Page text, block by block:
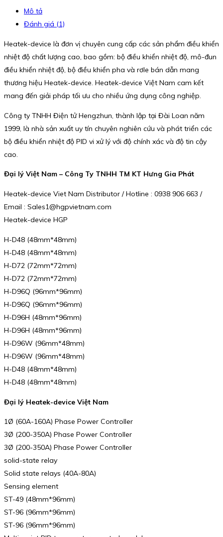
Mô tả
Đánh giá (1)
Heatek-device là đơn vị chuyên cung cấp các sản phẩm điều khiển
nhiệt độ chất lượng cao, bao gồm: bộ điều khiển nhiệt độ, mô-đun
điều khiển nhiệt độ, bộ điều khiển pha và rơle bán dẫn mang
thương hiệu Heatek-device. Heatek-device Việt Nam cam kết
mang đến giải pháp tối ưu cho nhiều ứng dụng công nghiệp.
Công ty TNHH Điện tử Hengzhun, thành lập tại Đài Loan năm
1999, là nhà sản xuất uy tín chuyên nghiên cứu và phát triển các
bộ điều khiển nhiệt độ PID vi xử lý với độ chính xác và độ tin cậy
cao.
Đại lý Việt Nam – Công Ty TNHH TM KT Hưng Gia Phát
Heatek-device Viet Nam Distributor / Hotline : 0938 906 663 /
Email : Sales1@hgpvietnam.com
Heatek-device HGP
H-D48 (48mm*48mm)
H-D48 (48mm*48mm)
H-D72 (72mm*72mm)
H-D72 (72mm*72mm)
H-D96Q (96mm*96mm)
H-D96Q (96mm*96mm)
H-D96H (48mm*96mm)
H-D96H (48mm*96mm)
H-D96W (96mm*48mm)
H-D96W (96mm*48mm)
H-D48 (48mm*48mm)
H-D48 (48mm*48mm)
Đại lý Heatek-device Việt Nam
1Ø (60A-160A) Phase Power Controller
3Ø (200-350A) Phase Power Controller
3Ø (200-350A) Phase Power Controller
solid-state relay
Solid state relays (40A-80A)
Sensing element
ST-49 (48mm*96mm)
ST-96 (96mm*96mm)
ST-96 (96mm*96mm)